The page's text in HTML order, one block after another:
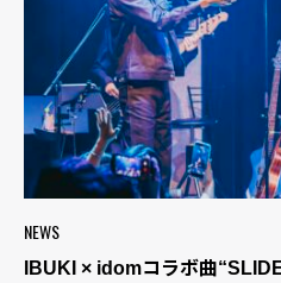
NEWS
IBUKI × idomコラボ曲